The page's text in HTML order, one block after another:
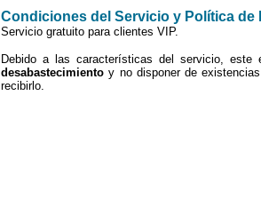
Condiciones del Servicio y Política de
Servicio gratuito para clientes VIP.
Debido a las características del servicio,
desabastecimiento y no disponer de
recibirlo.